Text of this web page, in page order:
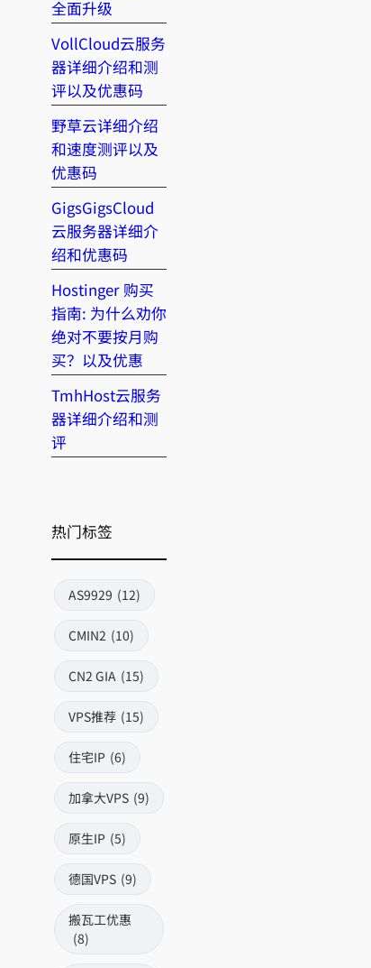
全面升级
VollCloud云服务
器详细介绍和测
评以及优惠码
野草云详细介绍
和速度测评以及
优惠码
GigsGigsCloud
云服务器详细介
绍和优惠码
Hostinger 购买
指南: 为什么劝你
绝对不要按月购
买？以及优惠
TmhHost云服务
器详细介绍和测
评
热门标签
AS9929 (12)
CMIN2 (10)
CN2 GIA (15)
VPS推荐 (15)
住宅IP (6)
加拿大VPS (9)
原生IP (5)
德国VPS (9)
搬瓦工优惠
(8)